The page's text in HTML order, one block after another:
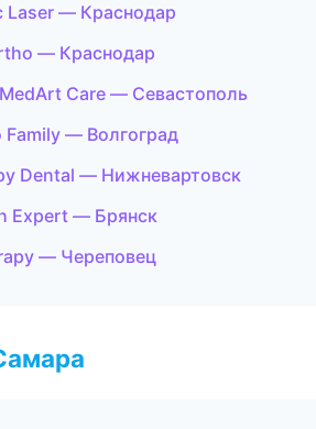
Laser — Краснодар
— Краснодар
Care — Севастополь
— Волгоград
Dental — Нижневартовск
Expert — Брянск
— Череповец